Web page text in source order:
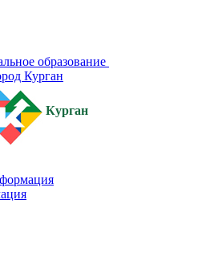
образование
Курган
Курган